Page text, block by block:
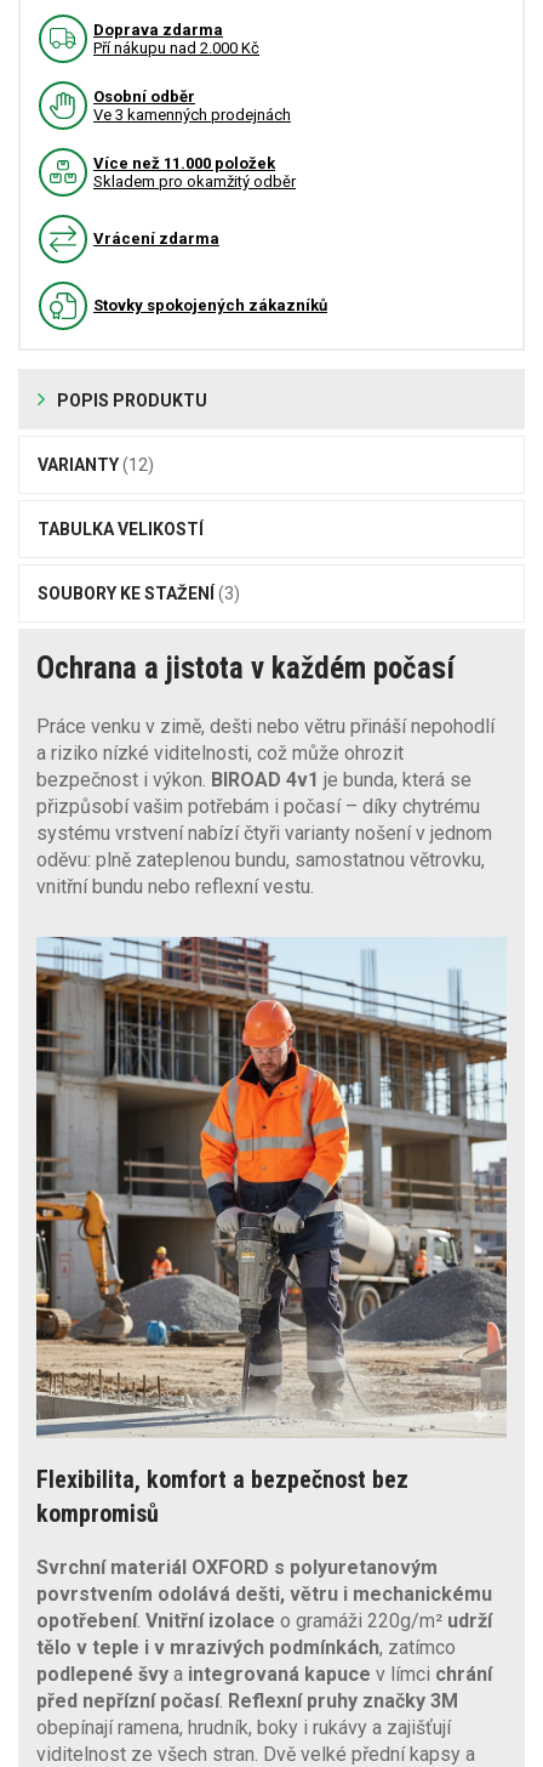
Doprava zdarma
Pří nákupu nad 2.000 Kč
Osobní odběr
Ve 3 kamenných prodejnách
Více než 11.000 položek
Skladem pro okamžitý odběr
Vrácení zdarma
Stovky spokojených zákazníků
POPIS PRODUKTU
VARIANTY(12)
TABULKA VELIKOSTÍ
SOUBORY KE STAŽENÍ (3)
Ochrana a jistota v každém počasí
Práce venku v zimě, dešti nebo větru přináší nepohodlí
a riziko nízké viditelnosti, což může ohrozit
bezpečnost i výkon. BIROAD 4v1 je bunda, která se
přizpůsobí vašim potřebám i počasí – díky chytrému
systému vrstvení nabízí čtyři varianty nošení v jednom
oděvu: plně zateplenou bundu, samostatnou větrovku,
vnitřní bundu nebo reflexní vestu.
Flexibilita, komfort a bezpečnost bez
kompromisů
Svrchní materiál OXFORD s polyuretanovým
povrstvením odolává dešti, větru i mechanickému
opotřebení. Vnitřní izolace o gramáži 220g/m² udrží
tělo v teple i v mrazivých podmínkách, zatímco
podlepené švy a integrovaná kapuce v límci chrání
před nepřízní počasí. Reflexní pruhy značky 3M
obepínají ramena, hrudník, boky i rukávy a zajišťují
viditelnost ze všech stran. Dvě velké přední kapsy a